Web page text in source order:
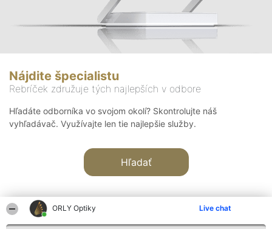
ORLY Optiky Live chat
Nájdite špecialistu
Rebríček združuje tých najlepších v odbore
Hľadáte odborníka vo svojom okolí? Skontrolujte náš
vyhľadávač. Využívajte len tie najlepšie služby.
Hľadať